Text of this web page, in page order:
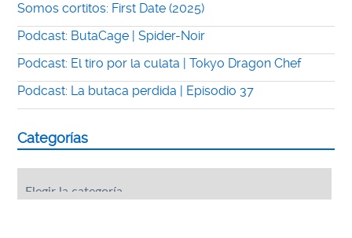
Somos cortitos: First Date (2025)
Podcast: ButaCage | Spider-Noir
Podcast: El tiro por la culata | Tokyo Dragon Chef
Podcast: La butaca perdida | Episodio 37
Categorías